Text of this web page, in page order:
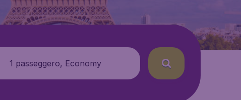
1 passeggero, Economy